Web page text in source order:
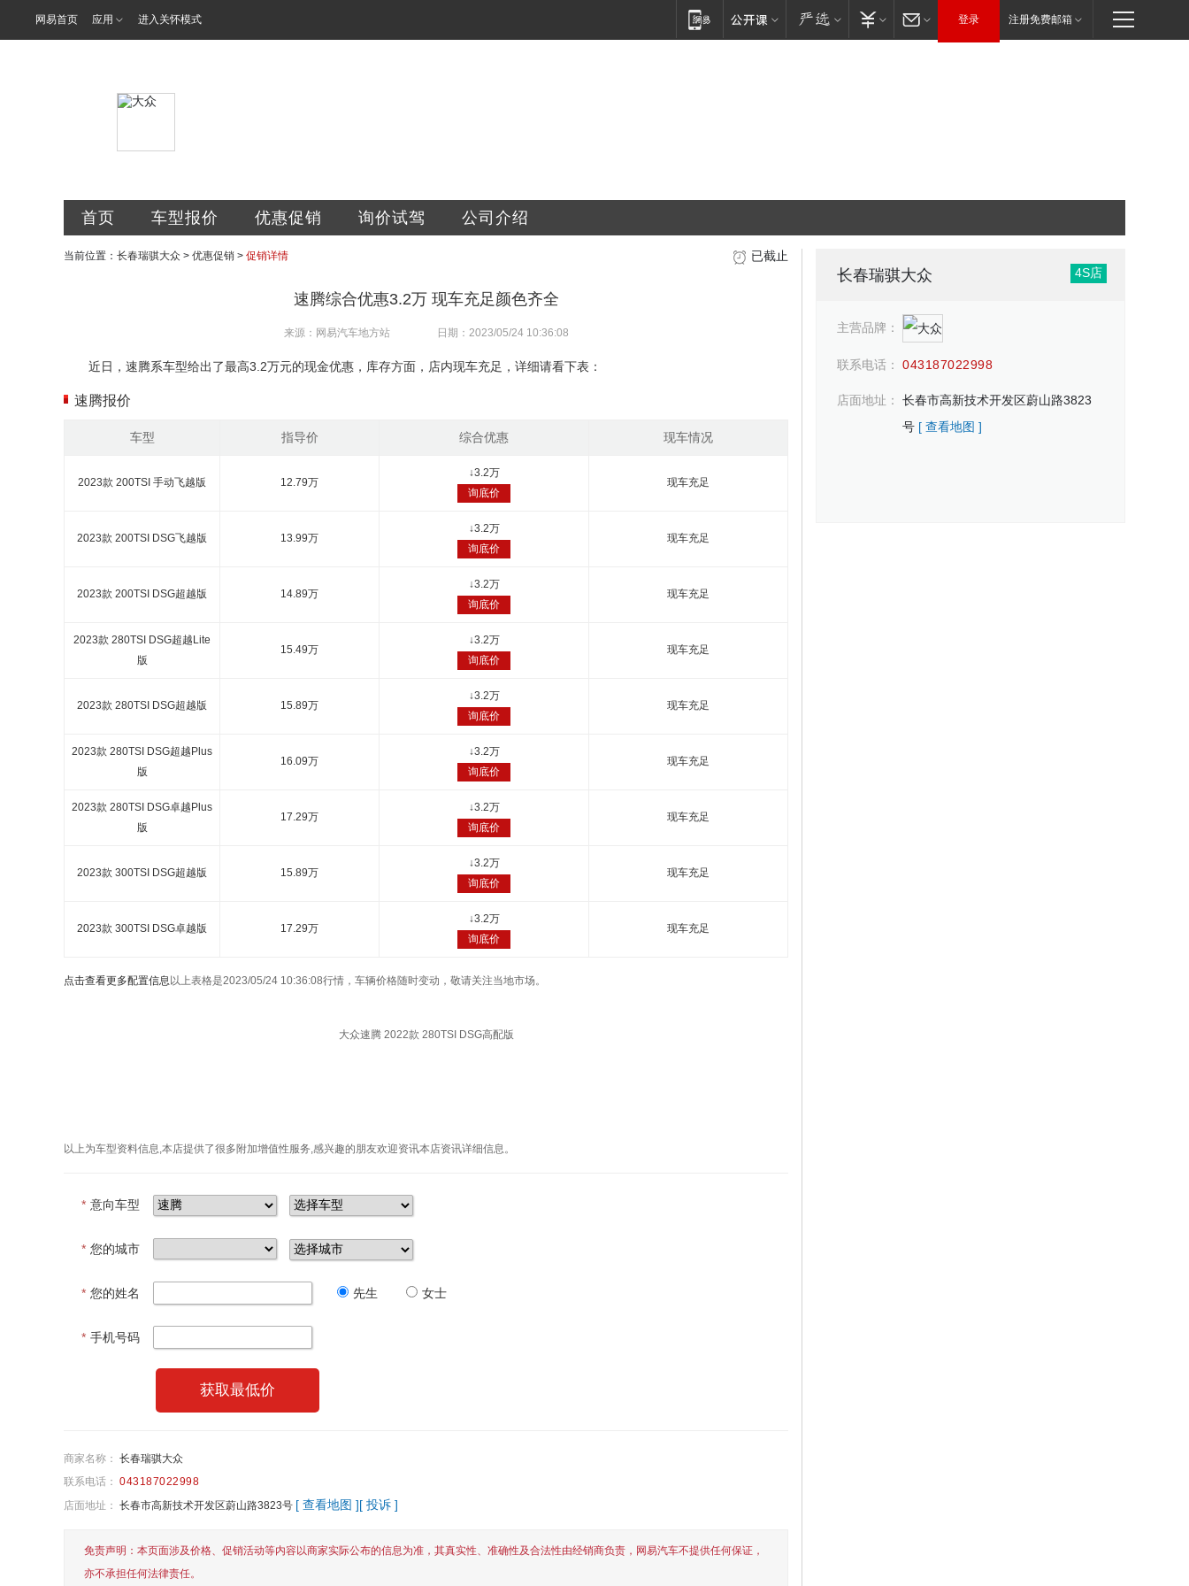
网易首页 应用 进入关怀模式 登录 注册免费邮箱
首页 车型报价 优惠促销 询价试驾 公司介绍
当前位置： 长春瑞骐大众 > 优惠促销 > 促销详情 已截止
速腾综合优惠3.2万 现车充足颜色齐全
来源：网易汽车地方站 日期：2023/05/24 10:36:08
近日，速腾系车型给出了最高3.2万元的现金优惠，库存方面，店内现车充足，详细请看下表：
速腾报价
车型 指导价 综合优惠 现车情况
2023款 200TSI 手动飞越版 12.79万
↓3.2万
询底价
现车充足
2023款 200TSI DSG飞越版 13.99万
↓3.2万
询底价
现车充足
2023款 200TSI DSG超越版 14.89万
↓3.2万
询底价
现车充足
2023款 280TSI DSG超越Lite
版
15.49万
↓3.2万
询底价
现车充足
2023款 280TSI DSG超越版 15.89万
↓3.2万
询底价
现车充足
2023款 280TSI DSG超越Plus
版
16.09万
↓3.2万
询底价
现车充足
2023款 280TSI DSG卓越Plus
版
17.29万
↓3.2万
询底价
现车充足
2023款 300TSI DSG超越版 15.89万
↓3.2万
询底价
现车充足
2023款 300TSI DSG卓越版 17.29万
↓3.2万
询底价
现车充足
点击查看更多配置信息 以上表格是2023/05/24 10:36:08行情，车辆价格随时变动，敬请关注当地市场。
大众速腾 2022款 280TSI DSG高配版
以上为车型资料信息,本店提供了很多附加增值性服务,感兴趣的朋友欢迎资讯本店资讯详细信息。
* 意向车型
* 您的城市
* 您的姓名 先生 女士
* 手机号码
获取最低价
商家名称： 长春瑞骐大众
联系电话： 043187022998
店面地址： 长春市高新技术开发区蔚山路3823号 [ 查看地图 ][ 投诉 ]
免责声明：本页面涉及价格、促销活动等内容以商家实际公布的信息为准，其真实性、准确性及合法性由经销商负责，网易汽车不提供任何保证，
亦不承担任何法律责任。
长春瑞骐大众 4S店
主营品牌：
联系电话： 043187022998
店面地址：
长春市高新技术开发区蔚山路3823
号 [ 查看地图 ]